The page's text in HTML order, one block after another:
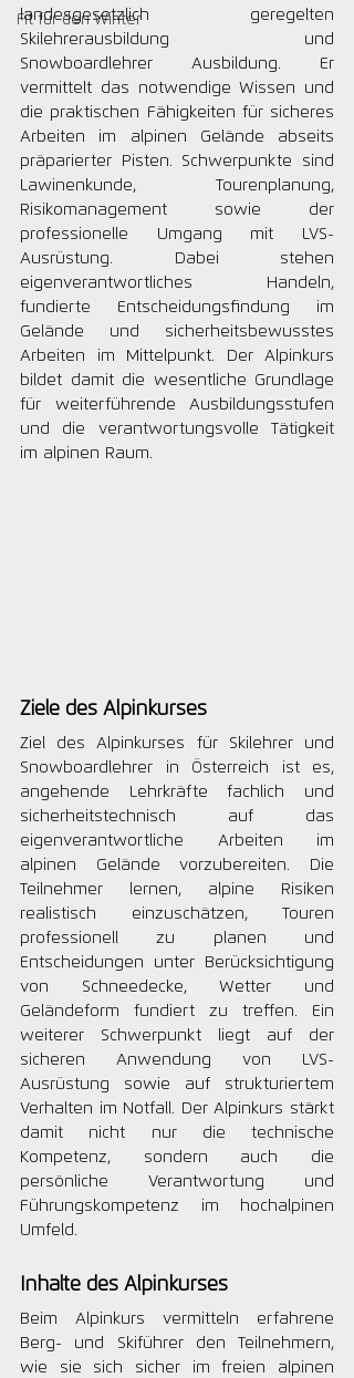
Fit für den Winter
landesgesetzlich geregelten
Skilehrerausbildung und
Snowboardlehrer Ausbildung. Er
vermittelt das notwendige Wissen und
die praktischen Fähigkeiten für sicheres
Arbeiten im alpinen Gelände abseits
präparierter Pisten. Schwerpunkte sind
Lawinenkunde, Tourenplanung,
Risikomanagement sowie der
professionelle Umgang mit LVS-
Ausrüstung. Dabei stehen
eigenverantwortliches Handeln,
fundierte Entscheidungsfindung im
Gelände und sicherheitsbewusstes
Arbeiten im Mittelpunkt. Der Alpinkurs
bildet damit die wesentliche Grundlage
für weiterführende Ausbildungsstufen
und die verantwortungsvolle Tätigkeit
im alpinen Raum.
Ziele des Alpinkurses
Ziel des Alpinkurses für Skilehrer und
Snowboardlehrer in Österreich ist es,
angehende Lehrkräfte fachlich und
sicherheitstechnisch auf das
eigenverantwortliche Arbeiten im
alpinen Gelände vorzubereiten. Die
Teilnehmer lernen, alpine Risiken
realistisch einzuschätzen, Touren
professionell zu planen und
Entscheidungen unter Berücksichtigung
von Schneedecke, Wetter und
Geländeform fundiert zu treffen. Ein
weiterer Schwerpunkt liegt auf der
sicheren Anwendung von LVS-
Ausrüstung sowie auf strukturiertem
Verhalten im Notfall. Der Alpinkurs stärkt
damit nicht nur die technische
Kompetenz, sondern auch die
persönliche Verantwortung und
Führungskompetenz im hochalpinen
Umfeld.
Inhalte des Alpinkurses
Beim Alpinkurs vermitteln erfahrene
Berg- und Skiführer den Teilnehmern,
wie sie sich sicher im freien alpinen